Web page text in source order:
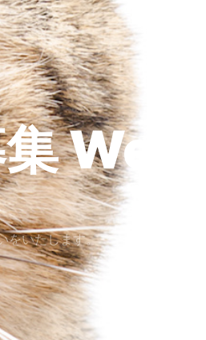
Design
をいたします。